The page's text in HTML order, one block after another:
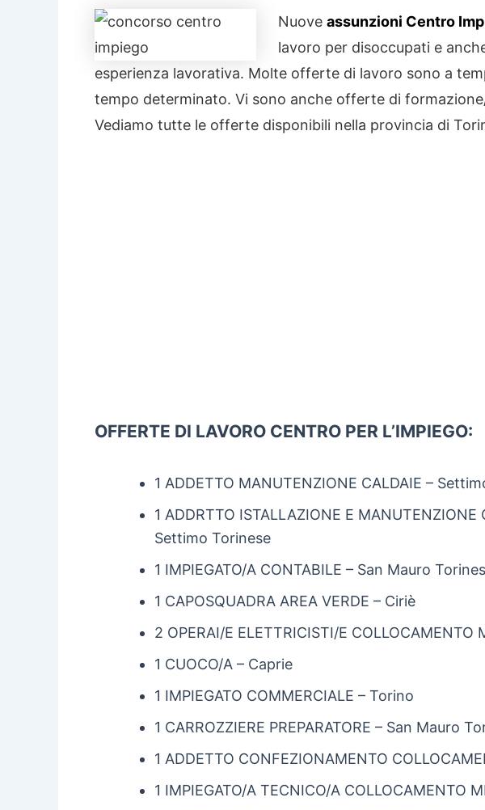
Nuove assunzioni Centro
lavoro per disoccupati e
esperienza lavorativa. Molte offerte di lavoro sono a
tempo determinato. Vi sono anche offerte di
Vediamo tutte le offerte disponibili nella provincia di
OFFERTE DI LAVORO CENTRO PER L’IMPIEGO:
1 ADDETTO MANUTENZIONE CALDAIE –
1 ADDRTTO ISTALLAZIONE E MANUTENZIONE
Settimo Torinese
1 IMPIEGATO/A CONTABILE – San Mauro
1 CAPOSQUADRA AREA VERDE – Ciriè
2 OPERAI/E ELETTRICISTI/E COLLOCAMENTO
1 CUOCO/A – Caprie
1 IMPIEGATO COMMERCIALE – Torino
1 CARROZZIERE PREPARATORE – San Mauro
1 ADDETTO CONFEZIONAMENTO
1 IMPIEGATO/A TECNICO/A COLLOCAMENTO